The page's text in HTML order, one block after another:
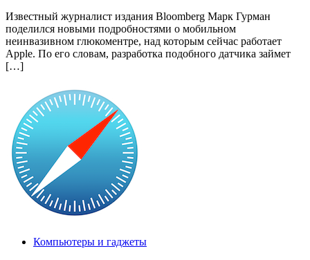
Известный журналист издания Bloomberg Марк Гурман
поделился новыми подробностями о мобильном
неинвазивном глюкоментре, над которым сейчас работает
Apple. По его словам, разработка подобного датчика займет
[…]
Компьютеры и гаджеты